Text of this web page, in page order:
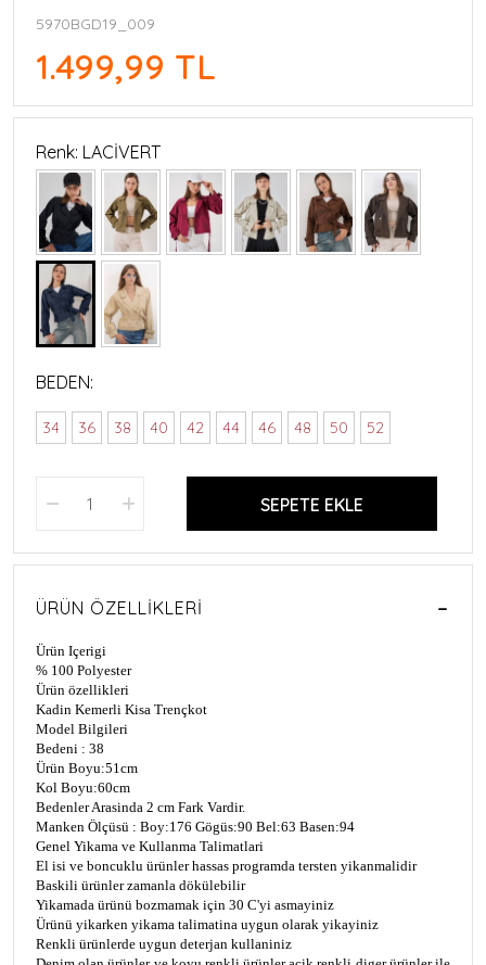
5970BGD19_009
1.499,99 TL
Renk: LACİVERT
BEDEN:
34 36 38 40 42 44 46 48 50 52
SEPETE EKLE
ÜRÜN ÖZELLIKLERI
Ürün Içerigi
% 100 Polyester
Ürün özellikleri
Kadin Kemerli Kisa Trençkot
Model Bilgileri
Bedeni : 38
Ürün Boyu:51cm
Kol Boyu:60cm
Bedenler Arasinda 2 cm Fark Vardir.
Manken Ölçüsü : Boy:176 Gögüs:90 Bel:63 Basen:94
Genel Yikama ve Kullanma Talimatlari
El isi ve boncuklu ürünler hassas programda tersten yikanmalidir
Baskili ürünler zamanla dökülebilir
Yikamada ürünü bozmamak için 30 C'yi asmayiniz
Ürünü yikarken yikama talimatina uygun olarak yikayiniz
Renkli ürünlerde uygun deterjan kullaniniz